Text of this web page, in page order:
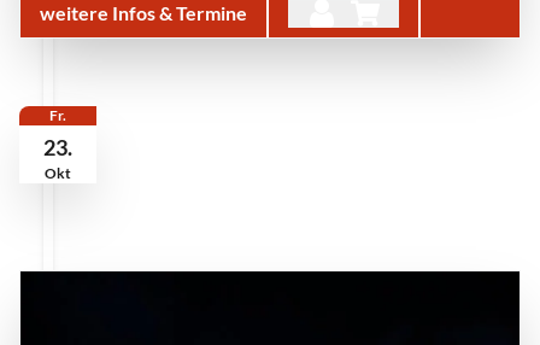
weitere Infos & Termine
Fr.
23.
Okt